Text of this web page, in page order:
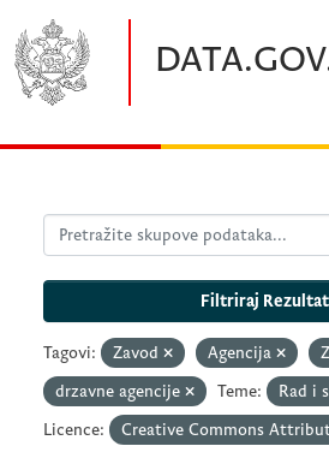
Filtriraj
Tagovi: Zavod Agencija
drzavne agencije
Teme:
Rad i
Licence:
Creative Commons